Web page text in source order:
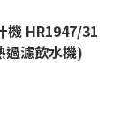
機 HR1947/31
過濾飲水機)